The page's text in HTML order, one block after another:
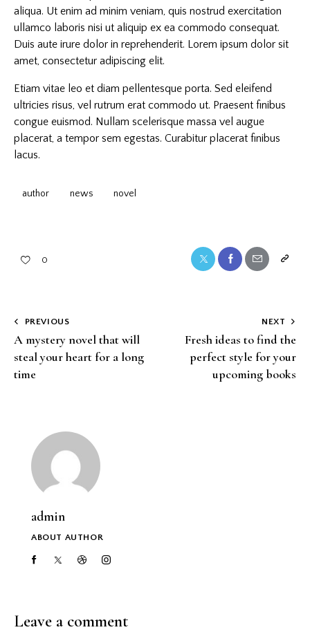
aliqua. Ut enim ad minim veniam, quis nostrud exercitation
ullamco laboris nisi ut aliquip ex ea commodo consequat.
Duis aute irure dolor in reprehenderit. Lorem ipsum dolor sit
amet, consectetur adipiscing elit.
Etiam vitae leo et diam pellentesque porta. Sed eleifend
ultricies risus, vel rutrum erat commodo ut. Praesent finibus
congue euismod. Nullam scelerisque massa vel augue
placerat, a tempor sem egestas. Curabitur placerat finibus
lacus.
author news novel
0
PREVIOUS
A mystery novel that will
steal your heart for a long
time
NEXT
Fresh ideas to find the
perfect style for your
upcoming books
admin
ABOUT AUTHOR
Leave a comment